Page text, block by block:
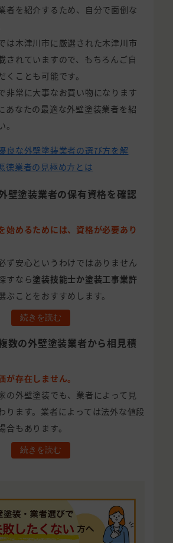
者を紹介するため、自分で面倒な
は木津川市に厳選された木津川市
されていますので、もちろんご自
くことも可能です。
非常に大事なお買い物になります
あなたの最適な外壁塗装業者を紹
良な外壁塗装業者の選び方を解
徳業者の見極め方とは
壁塗装業者の保有資格を確認
始めるためには、資格が必要あり
ず安心というわけではありません
すなら塗装技能士か塗装工事業許
ぶことをおすすめします。
続きを読む
数の外壁塗装業者から相見積
が存在しません。
の外壁塗装でも、業者によって見
ります。業者によっては法外な値段
合もあります。
続きを読む